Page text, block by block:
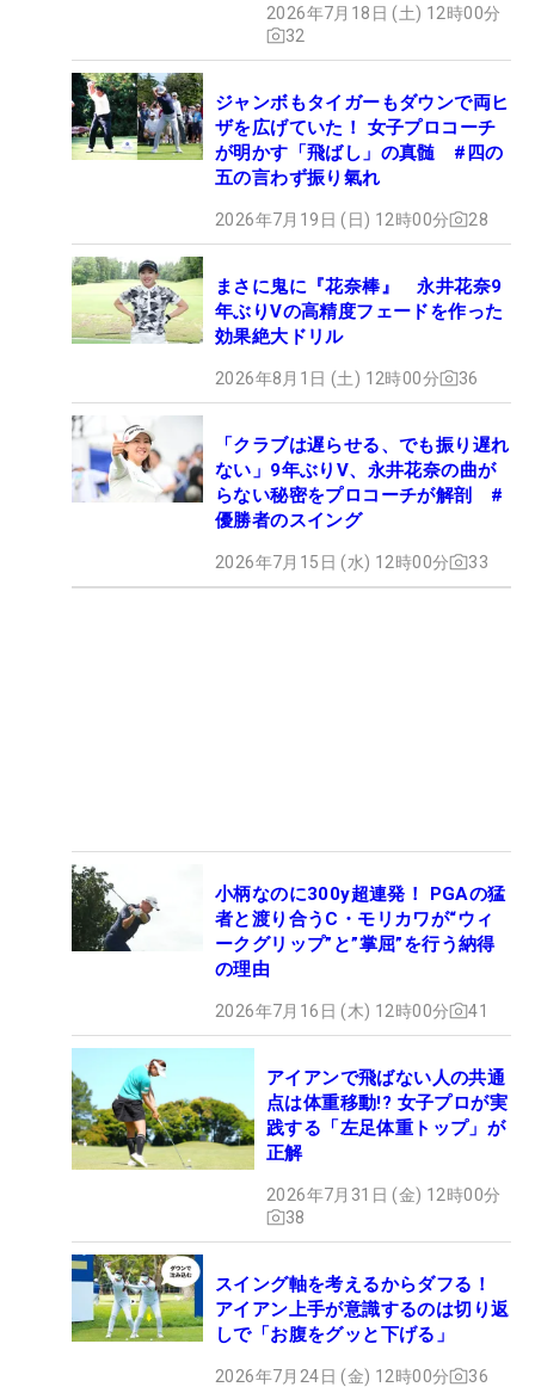
2026年7月18日 (土) 12時00分
32
ジャンボもタイガーもダウンで両ヒ
ザを広げていた！ 女子プロコーチ
が明かす「飛ばし」の真髄 #四の
五の言わず振り氣れ
2026年7月19日 (日) 12時00分 28
まさに鬼に『花奈棒』 永井花奈9
年ぶりVの高精度フェードを作った
効果絶大ドリル
2026年8月1日 (土) 12時00分 36
「クラブは遅らせる、でも振り遅れ
ない」9年ぶりV、永井花奈の曲が
らない秘密をプロコーチが解剖 #
優勝者のスイング
2026年7月15日 (水) 12時00分 33
小柄なのに300y超連発！ PGAの猛
者と渡り合うC・モリカワが“ウィ
ークグリップ”と”掌屈”を行う納得
の理由
2026年7月16日 (木) 12時00分 41
アイアンで飛ばない人の共通
点は体重移動!? 女子プロが実
践する「左足体重トップ」が
正解
2026年7月31日 (金) 12時00分
38
スイング軸を考えるからダフる！
アイアン上手が意識するのは切り返
しで「お腹をグッと下げる」
2026年7月24日 (金) 12時00分 36